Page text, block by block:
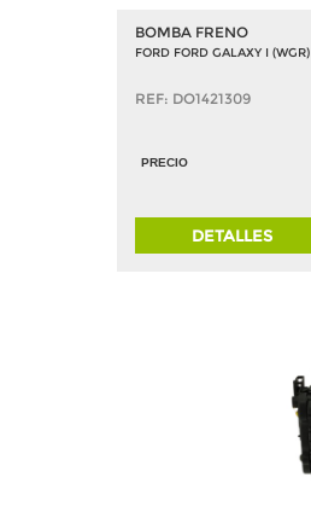
BOMBA FRENO
FORD FORD GALAXY I (WGR)
REF: DO1421309
PRECIO
DETALLES